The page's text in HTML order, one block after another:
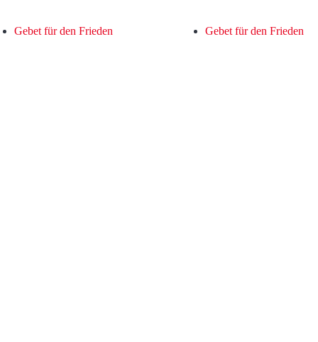
Gebet für den Frieden Gebet für den Frieden